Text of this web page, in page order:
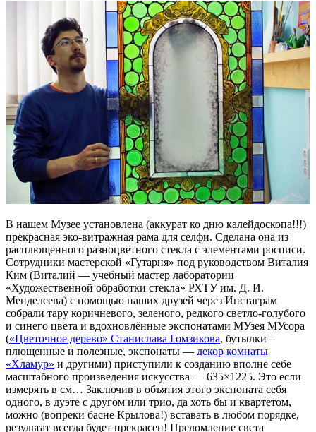
В нашем Музее установлена (аккурат ко дню калейдоскопа!!!)
прекрасная эко-витражная рама для селфи. Сделана она из
расплющенного разноцветного стекла с элементами росписи.
Сотрудники мастерской «Гутарня» под руководством Виталия
Ким (Виталий — учебный мастер лаборатории
«Художественной обработки стекла» РХТУ им. Д. И.
Менделеева) с помощью наших друзей через Инстаграм
собрали тару коричневого, зеленого, редкого светло-голубого
и синего цвета и вдохновлённые экспонатами МУзея МУсора
(«Цветочное дерево» Станислава Гомзикова, бутылки –
плющенные и полезные, экспонаты — декор комнаты
«Хламур» и другими) приступили к созданию вполне себе
масштабного произведения искусства — 635×1225. Это если
измерять в см… Заключив в объятия этого экспоната себя
одного, в дуэте с другом или трио, да хоть бы и квартетом,
можно (вопреки басне Крылова!) вставать в любом порядке,
результат всегда будет прекрасен! Преломление света